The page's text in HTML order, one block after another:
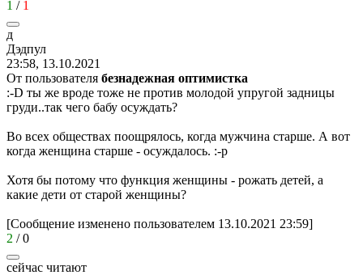
1 / 1
д
Дэдпул
23:58, 13.10.2021
От пользователя безнадежная оптимистка
:-D ты же вроде тоже не против молодой упругой задницы
груди..так чего бабу осуждать?
Во всех обществах поощрялось, когда мужчина старше. А вот
когда женщина старше - осуждалось. :-p
Хотя бы потому что функция женщины - рожать детей, а
какие дети от старой женщины?
[Сообщение изменено пользователем 13.10.2021 23:59]
2 /0
сейчас читают